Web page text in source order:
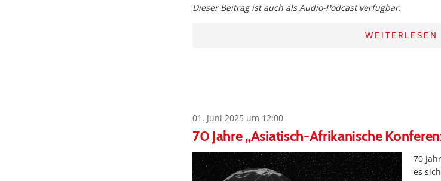
Dieser Beitrag ist auch als Audio-Podcast verfügbar.
WEITERLESEN
01. Juni 2025 um 12:00
70 Jahre „Asiatisch-Afrikanische
70
es